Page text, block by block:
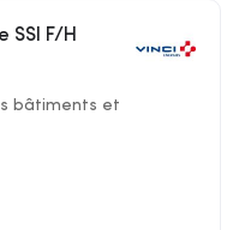
SSI F/H
bâtiments et